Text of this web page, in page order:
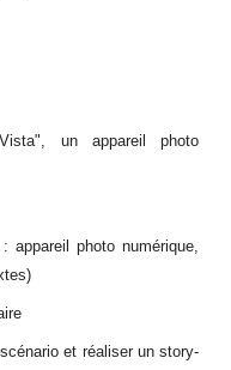
un appareil photo
photo numérique,
et réaliser un story-